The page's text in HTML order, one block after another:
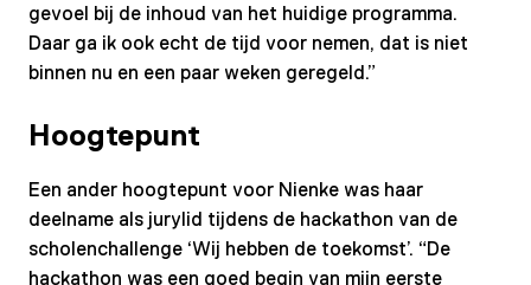
gevoel bij de inhoud van het huidige programma.
Daar ga ik ook echt de tijd voor nemen, dat is niet
binnen nu en een paar weken geregeld.”
Hoogtepunt
Een ander hoogtepunt voor Nienke was haar
deelname als jurylid tijdens de hackathon van de
scholenchallenge ‘Wij hebben de toekomst’. “De
hackathon was een goed begin van mijn eerste